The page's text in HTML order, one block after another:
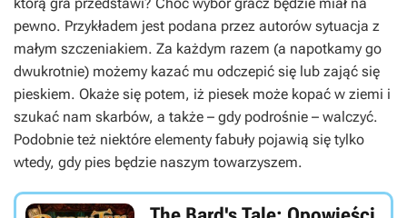
pewno. Przykładem jest podana przez autorów sytuacja z
małym szczeniakiem. Za każdym razem (a napotkamy go
dwukrotnie) możemy kazać mu odczepić się lub zająć się
pieskiem. Okaże się potem, iż piesek może kopać w ziemi i
szukać nam skarbów, a także – gdy podrośnie – walczyć.
Podobnie też niektóre elementy fabuły pojawią się tylko
wtedy, gdy pies będzie naszym towarzyszem.